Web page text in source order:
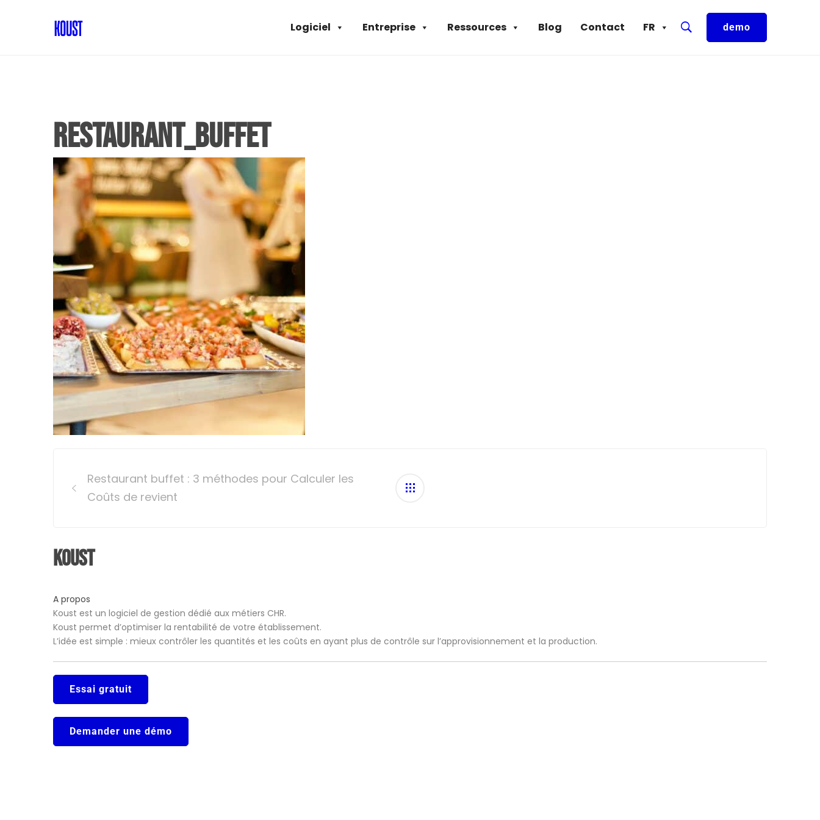
FR
Contact
Blog
Ressources
Entreprise
Logiciel demo
RESTAURANT_BUFFET
navigation
Restaurant buffet : 3 méthodes pour Calculer les
Coûts de revient
Koust
A propos
Koust est un logiciel de gestion dédié aux métiers CHR.
Koust permet d’optimiser la rentabilité de votre établissement.
L’idée est simple : mieux contrôler les quantités et les coûts en ayant plus de contrôle sur l’approvisionnement et la production.
Essai gratuit
Demander une démo